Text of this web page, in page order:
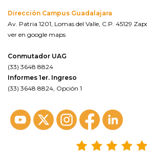
Dirección Campus Guadalajara
Av. Patria 1201, Lomas del Valle, C.P. 45129
ver en google maps
Conmutador UAG
(33) 3648 8824
Informes 1er. Ingreso
(33) 3648 8824, Opción 1